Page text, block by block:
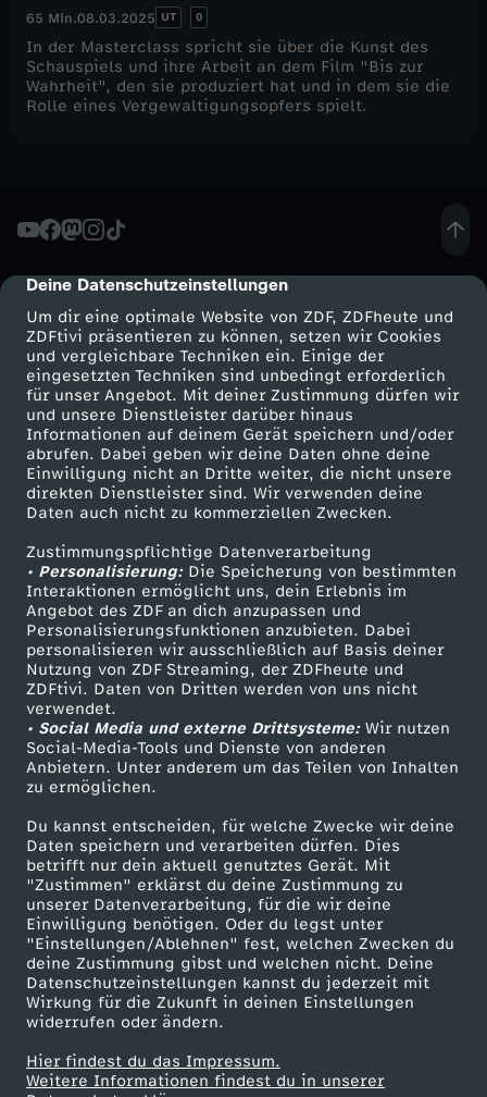
cmp-dialog-description
Deine Datenschutzeinstellungen
Um dir eine optimale Website von ZDF, ZDFheute und
ZDFtivi präsentieren zu können, setzen wir Cookies
und vergleichbare Techniken ein. Einige der
eingesetzten Techniken sind unbedingt erforderlich
für unser Angebot. Mit deiner Zustimmung dürfen wir
und unsere Dienstleister darüber hinaus
Informationen auf deinem Gerät speichern und/oder
abrufen. Dabei geben wir deine Daten ohne deine
Einwilligung nicht an Dritte weiter, die nicht unsere
direkten Dienstleister sind. Wir verwenden deine
Daten auch nicht zu kommerziellen Zwecken.
Zustimmungspflichtige Datenverarbeitung
• Personalisierung:Die Speicherung von bestimmten
Interaktionen ermöglicht uns, dein Erlebnis im
Angebot des ZDF an dich anzupassen und
Personalisierungsfunktionen anzubieten. Dabei
personalisieren wir ausschließlich auf Basis deiner
Nutzung von ZDF Streaming, der ZDFheute und
ZDFtivi. Daten von Dritten werden von uns nicht
verwendet.
• Social Media und externe Drittsysteme:Wir nutzen
Social-Media-Tools und Dienste von anderen
Anbietern. Unter anderem um das Teilen von Inhalten
zu ermöglichen.
Du kannst entscheiden, für welche Zwecke wir deine
Daten speichern und verarbeiten dürfen. Dies
betrifft nur dein aktuell genutztes Gerät. Mit
"Zustimmen" erklärst du deine Zustimmung zu
unserer Datenverarbeitung, für die wir deine
Einwilligung benötigen. Oder du legst unter
"Einstellungen/Ablehnen" fest, welchen Zwecken du
deine Zustimmung gibst und welchen nicht. Deine
Datenschutzeinstellungen kannst du jederzeit mit
Wirkung für die Zukunft in deinen Einstellungen
widerrufen oder ändern.
Hier findest du das Impressum.
Weitere Informationen findest du in unserer
65 Min.08.03.2025 UT 0
In der Masterclass spricht sie über die Kunst des
Schauspiels und ihre Arbeit an dem Film "Bis zur
Wahrheit", den sie produziert hat und in dem sie die
Rolle eines Vergewaltigungsopfers spielt.
Mehr ZDF
ZDF-Apps
Smart TV
ZDFtext
Livestreams
Sendungen A-Z
TV-Programm
Service
ZDFmitreden
Kontakt zum ZDF
Tickets
Zuschauerservice
Hilfe
ZDF Unternehmen
Karriere
ZDF goes Schule
Werbefernsehen
Mainzelmännchen
Partner